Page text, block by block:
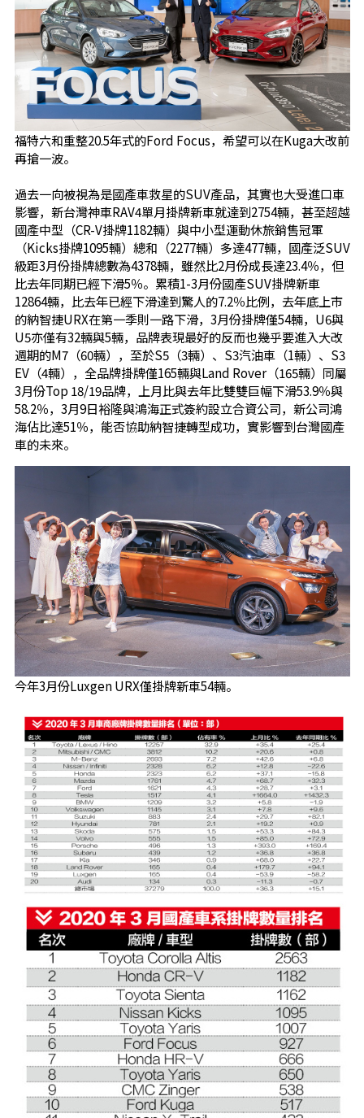
福特六和重整20.5年式的Ford Focus，希望可以在Kuga大改前
再搶一波。
過去一向被視為是國產車救星的SUV產品，其實也大受進口車
影響，新台灣神車RAV4單月掛牌新車就達到2754輛，甚至超越
國產中型（CR-V掛牌1182輛）與中小型運動休旅銷售冠軍
（Kicks掛牌1095輛）總和（2277輛）多達477輛，國產泛SUV
級距3月份掛牌總數為4378輛，雖然比2月份成長達23.4％，但
比去年同期已經下滑5％。累積1-3月份國產SUV掛牌新車
12864輛，比去年已經下滑達到驚人的7.2％比例，去年底上市
的納智捷URX在第一季則一路下滑，3月份掛牌僅54輛，U6與
U5亦僅有32輛與5輛，品牌表現最好的反而也幾乎要進入大改
週期的M7（60輛），至於S5（3輛）、S3汽油車（1輛）、S3
EV（4輛），全品牌掛牌僅165輛與Land Rover（165輛）同屬
3月份Top 18/19品牌，上月比與去年比雙雙巨幅下滑53.9％與
58.2％，3月9日裕隆與鴻海正式簽約設立合資公司，新公司鴻
海佔比達51％，能否協助納智捷轉型成功，實影響到台灣國產
車的未來。
今年3月份Luxgen URX僅掛牌新車54輛。​